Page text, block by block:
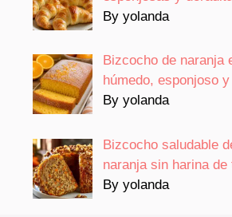
By yolanda
Bizcocho de naranja
húmedo, esponjoso
By yolanda
Bizcocho saludable
naranja sin harina de
By yolanda